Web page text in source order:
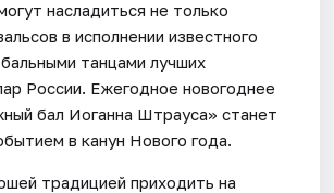
насладиться не только
в исполнении известного
танцами лучших
России. Ежегодное новогоднее
бал Иоганна Штрауса» станет
в канун Нового года.
традицией приходить на